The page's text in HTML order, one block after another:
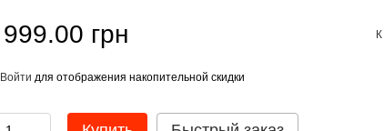
грн
Войти для отображения накопительной скидки